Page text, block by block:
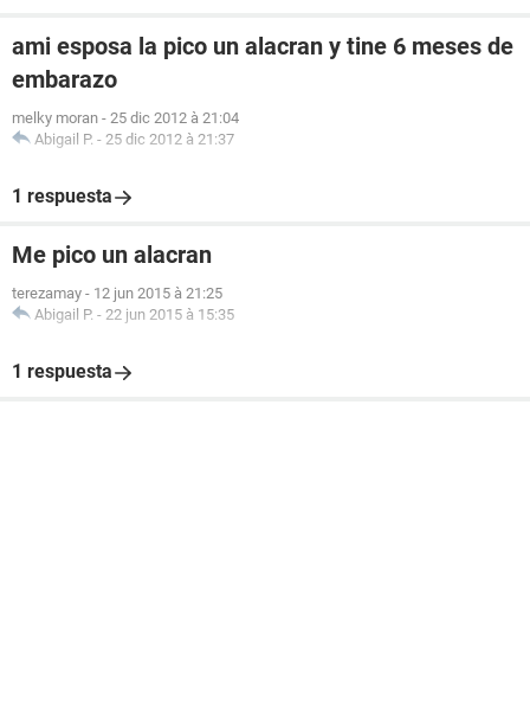
ami esposa la pico un alacran y tine 6 meses de
embarazo
melky moran - 25 dic 2012 à 21:04
Abigail P. - 25 dic 2012 à 21:37
1 respuesta
Me pico un alacran
terezamay - 12 jun 2015 à 21:25
Abigail P. - 22 jun 2015 à 15:35
1 respuesta